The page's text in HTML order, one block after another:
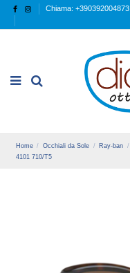
Chiama: +390392004873
Home Occhiali da Sole Ray-ban
4101 710/T5